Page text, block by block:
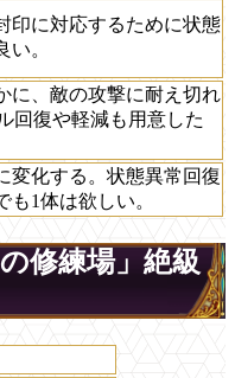
印に対応するために状態
。
に、敵の攻撃に耐え切れ
回復や軽減も用意した
変化する。状態異常回復
も1体は欲しい。
修練場」絶級